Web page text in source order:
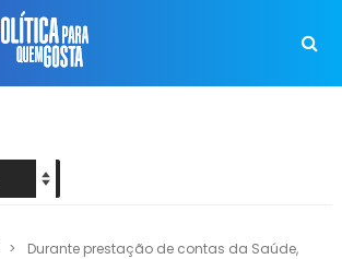
>
Durante prestação de contas da Saúde,